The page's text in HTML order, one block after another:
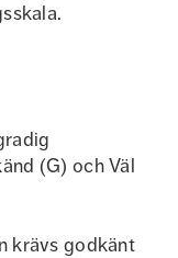
(G) och Väl
krävs godkänt